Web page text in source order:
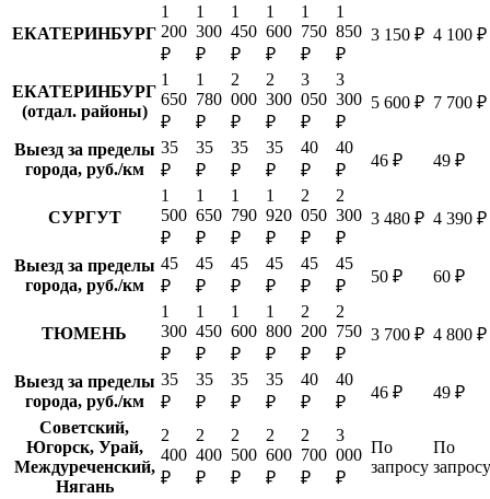
ЕКАТЕРИНБУРГ
1
200
₽
1
300
₽
1
450
₽
1
600
₽
1
750
₽
1
850
₽
3 150 ₽ 4 100 ₽
ЕКАТЕРИНБУРГ
(отдал. районы)
1
650
₽
1
780
₽
2
000
₽
2
300
₽
3
050
₽
3
300
₽
5 600 ₽ 7 700 ₽
Выезд за пределы
города, руб./км
35
₽
35
₽
35
₽
35
₽
40
₽
40
₽
46 ₽ 49 ₽
СУРГУТ
1
500
₽
1
650
₽
1
790
₽
1
920
₽
2
050
₽
2
300
₽
3 480 ₽ 4 390 ₽
Выезд за пределы
города, руб./км
45
₽
45
₽
45
₽
45
₽
45
₽
45
₽
50 ₽ 60 ₽
ТЮМЕНЬ
1
300
₽
1
450
₽
1
600
₽
1
800
₽
2
200
₽
2
750
₽
3 700 ₽ 4 800 ₽
Выезд за пределы
города, руб./км
35
₽
35
₽
35
₽
35
₽
40
₽
40
₽
46 ₽
49 ₽
Советский,
Югорск, Урай,
Междуреченский,
Нягань
2
400
₽
2
400
₽
2
500
₽
2
600
₽
2
700
₽
3
000
₽
По
запросу
По
запросу